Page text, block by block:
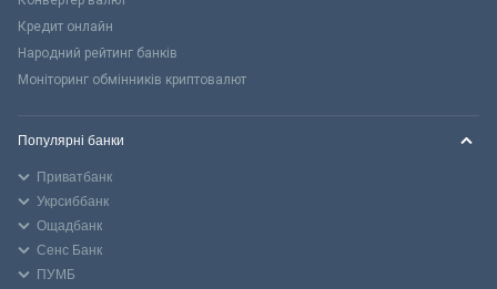
Кредит онлайн
Народний рейтинг банків
Моніторинг обмінників криптовалют
Популярні банки
Приватбанк
Укрсиббанк
Ощадбанк
Сенс Банк
ПУМБ